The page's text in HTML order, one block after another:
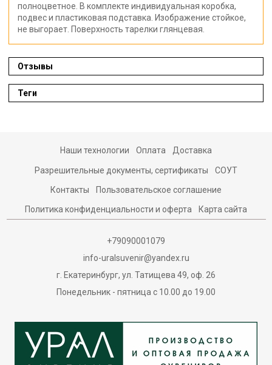
полноцветное. В комплекте индивидуальная коробка,
подвес и пластиковая подставка. Изображение стойкое,
не выгорает. Поверхность тарелки глянцевая.
Отзывы
Теги
Наши технологии Оплата Доставка
Разрешительные документы, сертификаты СОУТ
Контакты Пользовательское соглашение
Политика конфиденциальности и оферта Карта сайта
+79090001079
info-uralsuvenir@yandex.ru
г. Екатеринбург, ул. Татищева 49, оф. 26
Понедельник - пятница с 10.00 до 19.00